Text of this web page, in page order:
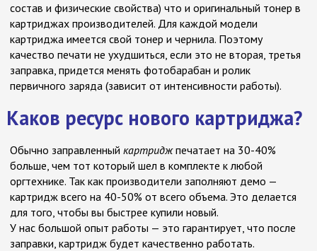
состав и физические свойства) что и оригинальный тонер в
картриджах производителей. Для каждой модели
картриджа имеется свой тонер и чернила. Поэтому
качество печати не ухудшиться, если это не вторая, третья
заправка, придется менять фотобарабан и ролик
первичного заряда (зависит от интенсивности работы).
Каков ресурс нового картриджа?
Обычно заправленный картриджпечатает на 30-40%
больше, чем тот который шел в комплекте к любой
оргтехнике. Так как производители заполняют демо —
картридж всего на 40-50% от всего объема. Это делается
для того, чтобы вы быстрее купили новый.
У нас большой опыт работы — это гарантирует, что после
заправки, картридж будет качественно работать.